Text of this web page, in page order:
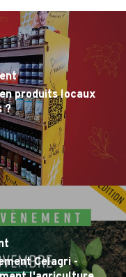
produits locaux
?
Celagri -